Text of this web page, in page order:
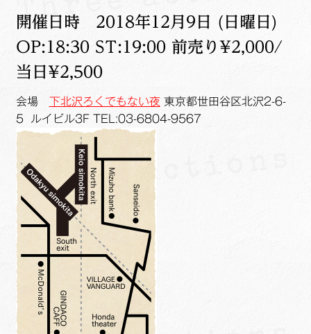
開催日時 2018年12月9日 (日曜日)
OP:18:30 ST:19:00 前売り¥2,000/
当日¥2,500
会場 下北沢ろくでもない夜東京都世田谷区北沢2-6-
5 ルイビル3F TEL:03-6804-9567